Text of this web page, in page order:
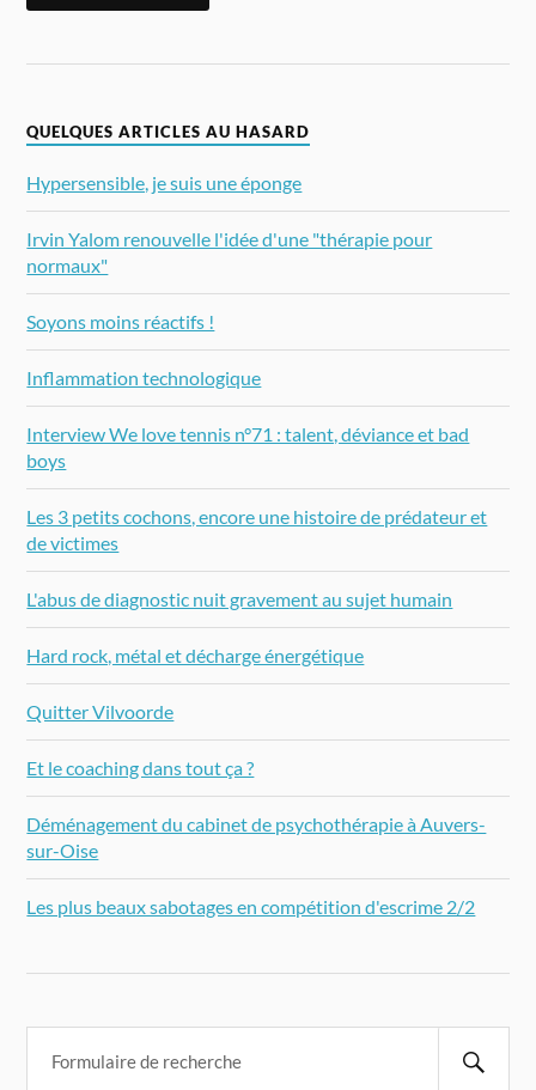
QUELQUES ARTICLES AU HASARD
Hypersensible, je suis une éponge
Irvin Yalom renouvelle l'idée d'une "thérapie pour
normaux"
Soyons moins réactifs !
Inflammation technologique
Interview We love tennis n°71 : talent, déviance et bad
boys
Les 3 petits cochons, encore une histoire de prédateur et
de victimes
L'abus de diagnostic nuit gravement au sujet humain
Hard rock, métal et décharge énergétique
Quitter Vilvoorde
Et le coaching dans tout ça ?
Déménagement du cabinet de psychothérapie à Auvers-
sur-Oise
Les plus beaux sabotages en compétition d'escrime 2/2